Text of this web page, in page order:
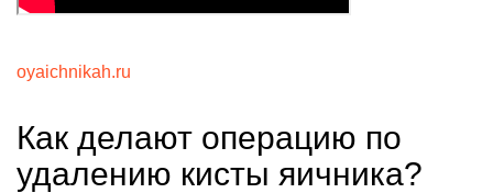
oyaichnikah.ru
Как делают операцию по
удалению кисты яичника?